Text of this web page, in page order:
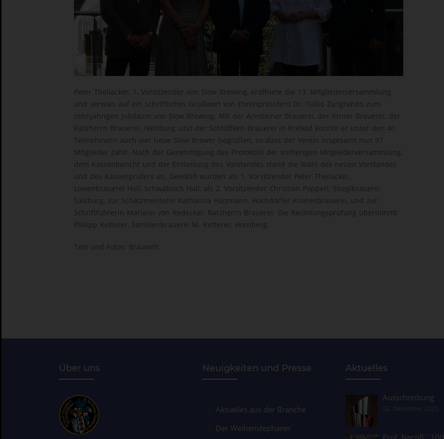
Peter Theilacker, 1. Vorsitzender von Slow Brewing, eröffnete die 13. Mitgliederversammlung
und verwies auf ein schriftliches Grußwort von Ehrenpräsident Dr. Tullio Zangrando zum
zehnjährigen Jubiläum von Slow Brewing. Mit der Arnsteiner Brauerei, der Kirner Brauerei, der
Ratsherrn Brauerei, Hamburg, und der Schlüffken Brauerei in Krefeld konnte er unter den 40
Teilnehmern auch vier neue Slow Brewer begrüßen, so dass der Verein insgesamt nun 97
Mitglieder zählt. Nach der Genehmigung des Protokolls der vorherigen Mitgliederversammlung,
dem Kassenbericht und der Entlastung des Vorstandes stand die Wahl des neuen Vorstandes
und des Kassenprüfers an. Gewählt wurden als 1. Vorsitzender Peter Theilacker,
Löwenbrauerei Hall, Schwäbisch Hall, als 2. Vorsitzender Christian Pöpperl, Stieglbrauerei
Salzburg, zur Schatzmeisterin Katharina Haizmann, Hochdorfer Kronenbrauerei, und zur
Schriftführerin Mariann von Redecker, Ratsherrn Brauerei. Die Rechnungsprüfung übernimmt
Philipp Ketterer, Familienbrauerei M. Ketterer, Hornberg.
Text und Fotos: Brauwelt
Über uns Neuigkeiten und Presse
Aktuelles aus der Branche
Der Weihenstephaner
Aktuelles
Ausschreibung
02. Dezember 2025
Prof. Narziß´ 100.